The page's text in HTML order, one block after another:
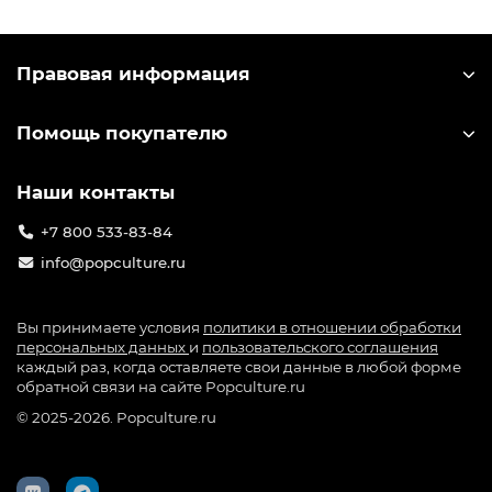
мерча по игре: от значков до больших
коллекционных фигурок. Узнать лицензионный
мерч можно по специальной голографической
Правовая информация
Помощь покупателю
Наши контакты
+7 800 533-83-84
info@popculture.ru
Вы принимаете условия политики в отношении обработки
персональных данных и пользовательского соглашения
каждый раз, когда оставляете свои данные в любой форме
обратной связи на сайте Popculture.ru
© 2025-2026. Popculture.ru